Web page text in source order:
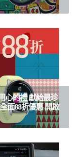
心的禮 獻給最珍
面88折優惠 開啟